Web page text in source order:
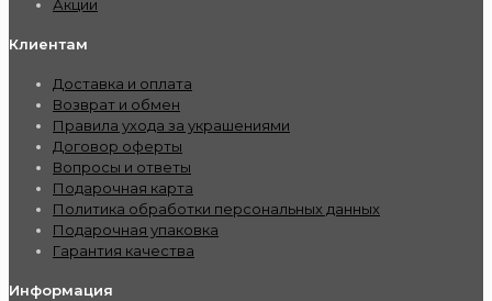
Акции
Клиентам
Доставка и оплата
Возврат и обмен
Правила ухода за украшениями
Договор оферты
Вопросы и ответы
Подарочная карта
Политика обработки персональных данных
Подарочная упаковка
Гарантия качества
Информация